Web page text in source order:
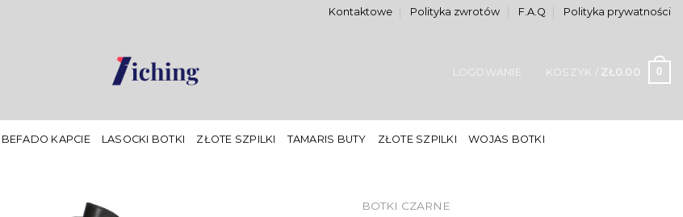
Kontaktowe Polityka zwrotów F.A.Q Polityka prywatności
LOGOWANIE KOSZYK / ZŁ 0.00 0
BEFADO KAPCIE LASOCKI BOTKI ZŁOTE SZPILKI TAMARIS BUTY ZŁOTE SZPILKI WOJAS BOTKI
BOTKI CZARNE